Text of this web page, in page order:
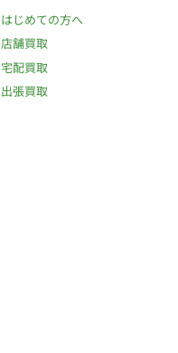
はじめての方へ
店舗買取
宅配買取
出張買取